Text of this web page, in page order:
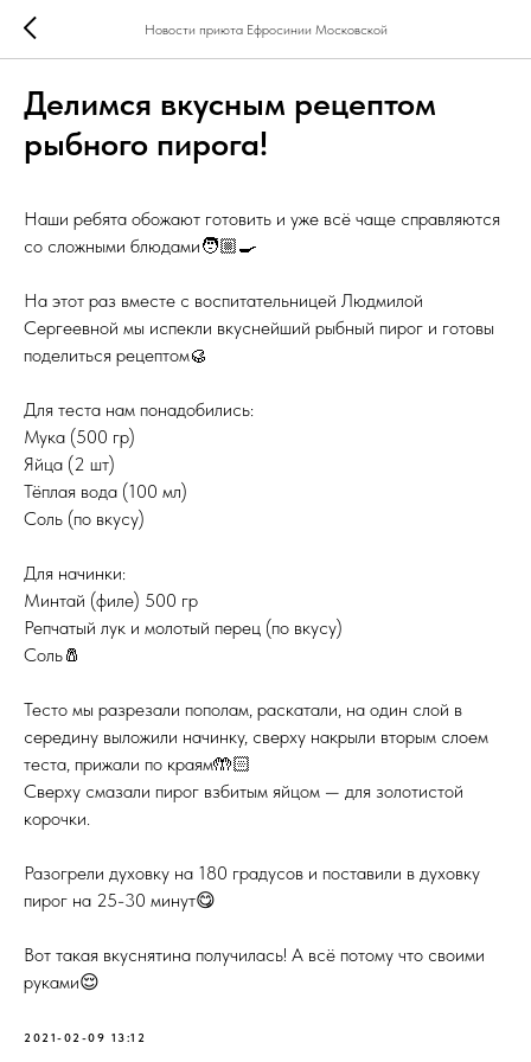
Новости приюта Ефросинии Московской
Делимся вкусным рецептом
рыбного пирога!
Наши ребята обожают готовить и уже всё чаще справляются
со сложными блюдами🧑🏼‍🍳
На этот раз вместе с воспитательницей Людмилой
Сергеевной мы испекли вкуснейший рыбный пирог и готовы
поделиться рецептом🥮
Для теста нам понадобились:
Мука (500 гр)
Яйца (2 шт)
Тёплая вода (100 мл)
Соль (по вкусу)
Для начинки:
Минтай (филе) 500 гр
Репчатый лук и молотый перец (по вкусу)
Соль🧂
Тесто мы разрезали пополам, раскатали, на один слой в
середину выложили начинку, сверху накрыли вторым слоем
теста, прижали по краям🤲🏻
Сверху смазали пирог взбитым яйцом — для золотистой
корочки.
Разогрели духовку на 180 градусов и поставили в духовку
пирог на 25-30 минут😋
Вот такая вкуснятина получилась! А всё потому что своими
руками😌
2021-02-09 13:12